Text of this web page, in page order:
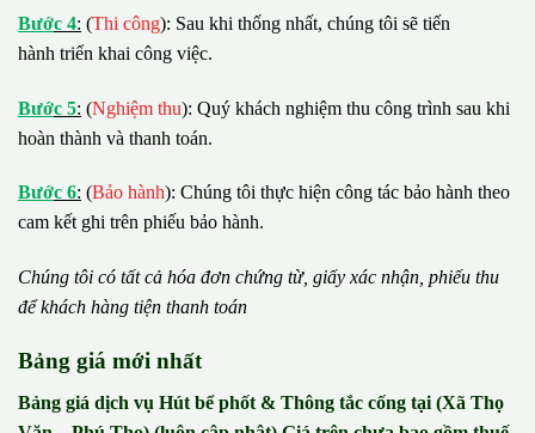
Bước 4: (Thi công): Sau khi thống nhất, chúng tôi sẽ tiến
hành triển khai công việc.
Bước 5: (Nghiệm thu): Quý khách nghiệm thu công trình sau khi
hoàn thành và thanh toán.
Bước 6: (Bảo hành): Chúng tôi thực hiện công tác bảo hành theo
cam kết ghi trên phiếu bảo hành.
Chúng tôi có tất cả hóa đơn chứng từ, giấy xác nhận, phiếu thu
đểkhách hàng tiện thanh toán
Bảng giá mới nhất
Bảng giá dịch vụ Hút bể phốt & Thông tắc cống tại (Xã Thọ